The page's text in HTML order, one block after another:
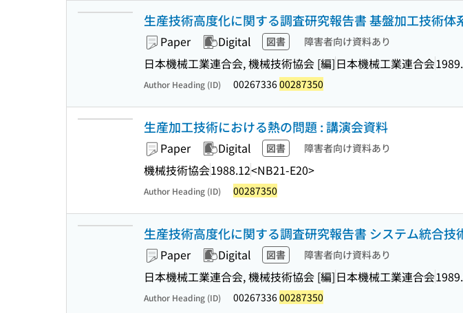
生産技術高度化に関する調査研究報告書 基盤加工技術体
Paper Digital 図書 障害者向け資料あり
日本機械工業連合会, 機械技術協会 [編]日本機械工業連合会
Author Heading (ID) 0026733600287350
生産加工技術における熱の問題 : 講演会資料
Paper Digital 図書 障害者向け資料あり
機械技術協会1988.12<NB21-E20>
Author Heading (ID) 00287350
生産技術高度化に関する調査研究報告書 システム統合技
Paper Digital 図書 障害者向け資料あり
日本機械工業連合会, 機械技術協会 [編]日本機械工業連合会
Author Heading (ID) 0026733600287350